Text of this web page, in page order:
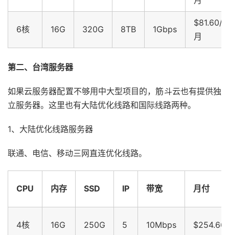
6核 16G 320G 8TB 1Gbps
$81.60/
月
第二、台湾服务器
如果云服务器配置不够用中大型项目的，筋斗云也有提供独
立服务器。这里也有大陆优化线路和国际线路两种。
1、大陆优化线路服务器
联通、电信、移动三网直连优化线路。
CPU 内存 SSD IP 带宽 月付
4核 16G 250G 5 10Mbps $254.66